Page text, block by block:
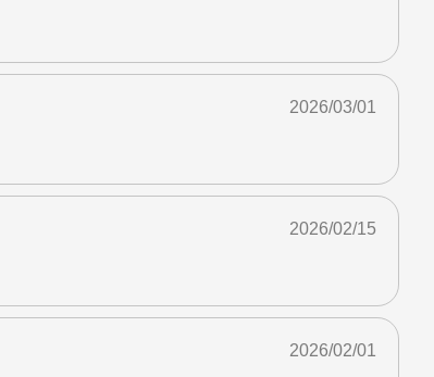
2026/03/01
2026/02/15
2026/02/01